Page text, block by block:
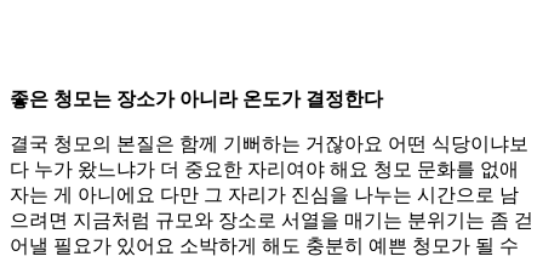
좋은 청모는 장소가 아니라 온도가 결정한다
결국 청모의 본질은 함께 기뻐하는 거잖아요 어떤 식당이냐보
다 누가 왔느냐가 더 중요한 자리여야 해요 청모 문화를 없애
자는 게 아니에요 다만 그 자리가 진심을 나누는 시간으로 남
으려면 지금처럼 규모와 장소로 서열을 매기는 분위기는 좀 걷
어낼 필요가 있어요 소박하게 해도 충분히 예쁜 청모가 될 수